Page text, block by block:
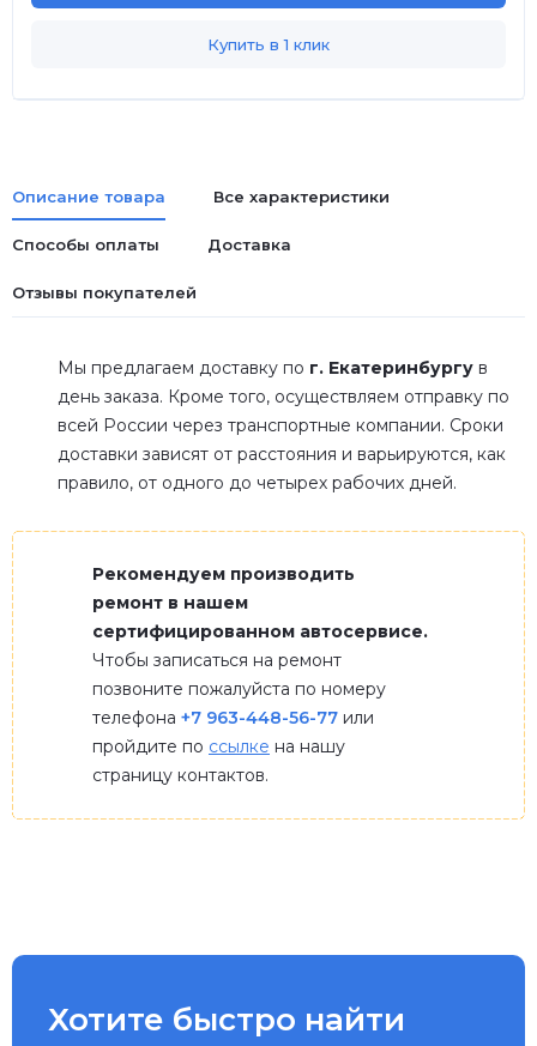
Купить в 1 клик
Описание товара Все характеристики
Способы оплаты Доставка
Отзывы покупателей
Мы предлагаем доставку по г. Екатеринбургу в
день заказа. Кроме того, осуществляем отправку по
всей России через транспортные компании. Сроки
доставки зависят от расстояния и варьируются, как
правило, от одного до четырех рабочих дней.
Рекомендуем производить
ремонт в нашем
сертифицированном автосервисе.
Чтобы записаться на ремонт
позвоните пожалуйста по номеру
телефона +7 963-448-56-77 или
пройдите по ссылке на нашу
страницу контактов.
Хотите быстро найти